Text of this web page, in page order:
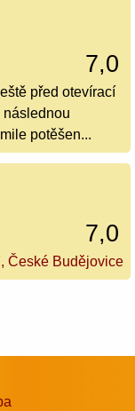
7,0
před otevírací
následnou
potěšen...
7,0
České Budějovice